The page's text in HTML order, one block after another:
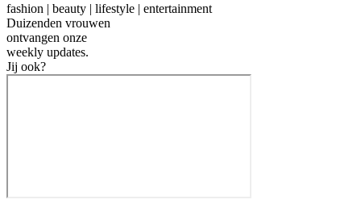
fashion | beauty | lifestyle | entertainment
Duizenden vrouwen
ontvangen onze
weekly updates.
Jij ook?